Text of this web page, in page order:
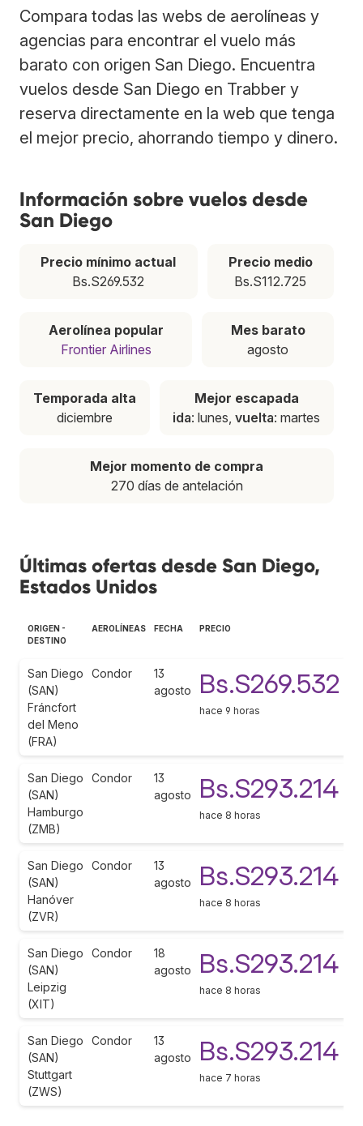
Compara todas las webs de aerolíneas y
agencias para encontrar el vuelo más
barato con origen San Diego. Encuentra
vuelos desde San Diego en Trabber y
reserva directamente en la web que tenga
el mejor precio, ahorrando tiempo y dinero.
Información sobre vuelos desde
San Diego
Precio mínimo actual
Bs.S269.532
Precio medio
Bs.S112.725
Aerolínea popular
Frontier Airlines
Mes barato
agosto
Temporada alta
diciembre
Mejor escapada
ida: lunes,vuelta: martes
Mejor momento de compra
270 días de antelación
Últimas ofertas desde San Diego,
Estados Unidos
ORIGEN -
DESTINO
AEROLÍNEAS FECHA PRECIO
San Diego
(SAN)
Fráncfort
del Meno
(FRA)
Condor
13
agosto
Bs.S269.532
hace 9 horas
San Diego
(SAN)
Hamburgo
(ZMB)
Condor
13
agosto
Bs.S293.214
hace 8 horas
San Diego
(SAN)
Hanóver
(ZVR)
Condor
13
agosto
Bs.S293.214
hace 8 horas
San Diego
(SAN)
Leipzig
(XIT)
Condor
18
agosto
Bs.S293.214
hace 8 horas
San Diego
(SAN)
Stuttgart
(ZWS)
Condor
13
agosto
Bs.S293.214
hace 7 horas